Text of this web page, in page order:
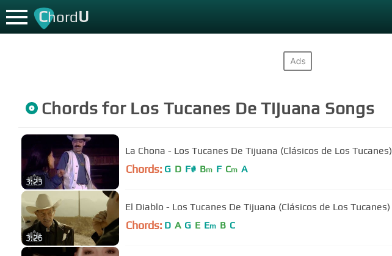
ChordU
Chords for Los Tucanes De Tijuana Songs
3:23
La Chona - Los Tucanes De Tijuana (Clásicos de Los Tucanes)
Chords: G D F# Bm F Cm A
3:26
El Diablo - Los Tucanes De Tijuana (Clásicos de Los Tucanes)
Chords: D A G E Em B C